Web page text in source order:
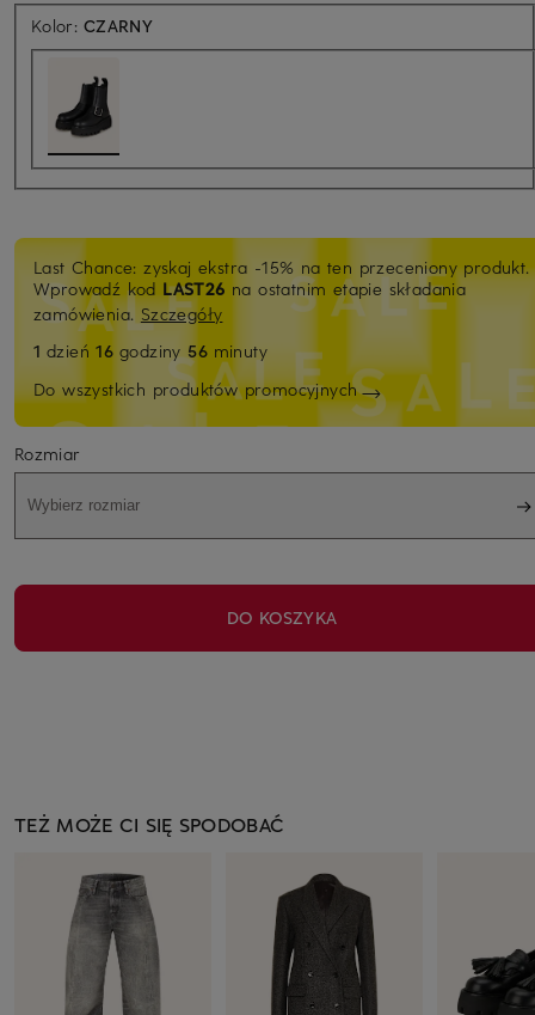
Kolor:CZARNY
Last Chance: zyskaj ekstra -15% na ten przeceniony produkt.
Wprowadź kod LAST26 na ostatnim etapie składania
zamówienia. Szczegóły
1 dzień16 godziny 56 minuty
Do wszystkich produktów promocyjnych
Rozmiar
Wybierz rozmiar
DO KOSZYKA
TEŻ MOŻE CI SIĘ SPODOBAĆ